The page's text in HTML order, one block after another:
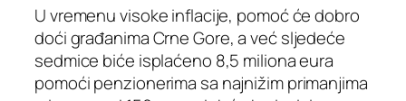
U vremenu visoke inflacije, pomoć će dobro
doći građanima Crne Gore, a već sljedeće
sedmice biće isplaćeno 8,5 miliona eura
pomoći penzionerima sa najnižim primanjima